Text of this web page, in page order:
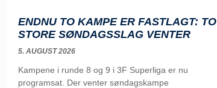
ENDNU TO KAMPE ER FASTLAGT: TO
STORE SØNDAGSSLAG VENTER
5. AUGUST 2026
Kampene i runde 8 og 9 i 3F Superliga er nu
programsat. Der venter søndagskampe